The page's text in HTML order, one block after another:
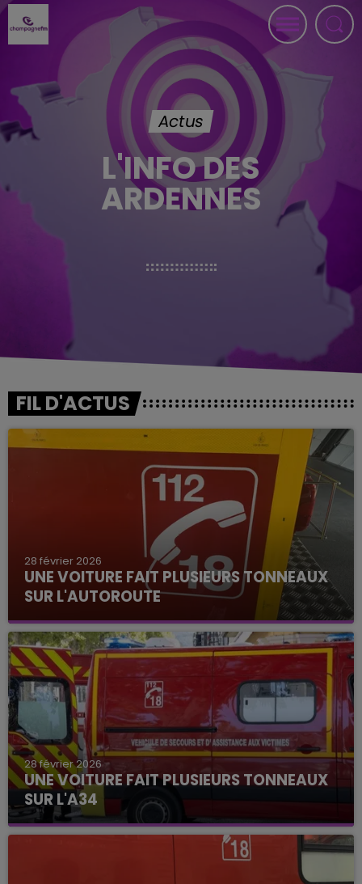
Actus
L'INFO DES
ARDENNES
FIL D'ACTUS
28 février 2026
UNE VOITURE FAIT PLUSIEURS TONNEAUX
SUR L'AUTOROUTE
28 février 2026
UNE VOITURE FAIT PLUSIEURS TONNEAUX
SUR L'A34